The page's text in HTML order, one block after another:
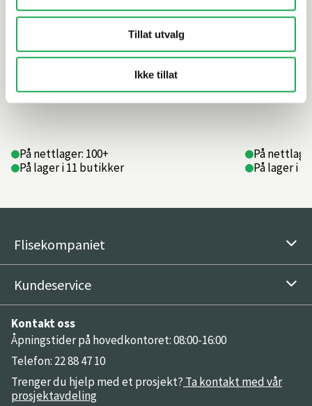
Tillat utvalg
Ikke tillat
På nettlager: 100+
På lager i 11 butikker
På
På lager i
Flisekompaniet
Kundeservice
Kontakt oss
Åpningstider på hovedkontoret: 08:00-16:00
Telefon: 22 88 47 10
Trenger du hjelp med et prosjekt? Ta kontakt med vår
prosjektavdeling